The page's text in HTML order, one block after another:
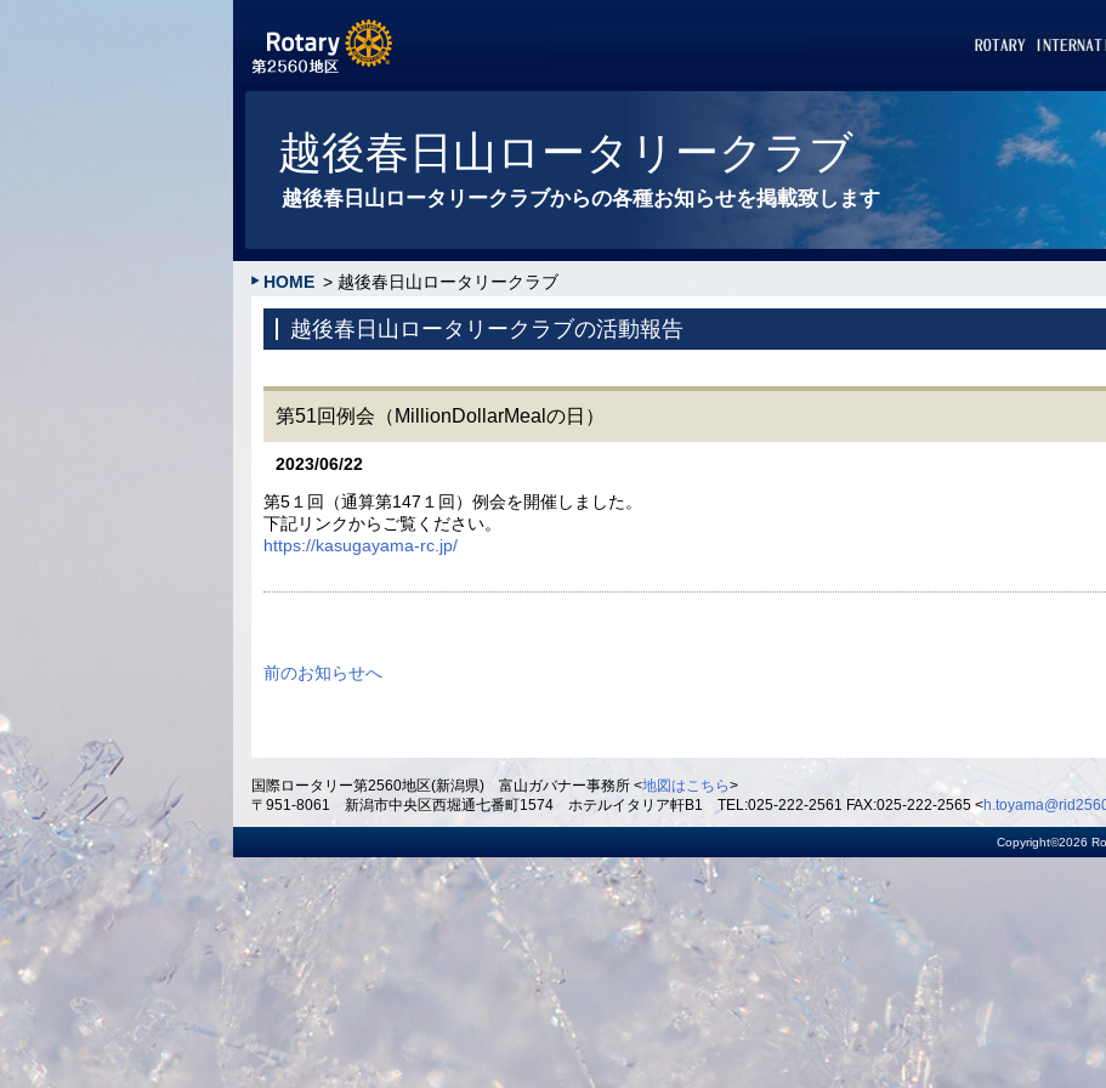
越後春日山ロータリークラブ
越後春日山ロータリークラブからの各種お知らせを掲載致します
HOME > 越後春日山ロータリークラブ
越後春日山ロータリークラブの活動報告
第51回例会（MillionDollarMealの日）
2023/06/22
第5１回（通算第147１回）例会を開催しました。
下記リンクからご覧ください。
https://kasugayama-rc.jp/
前のお知らせへ
国際ロータリー第2560地区(新潟県) 富山ガバナー事務所 <地図はこちら>
〒951-8061 新潟市中央区西堀通七番町1574 ホテルイタリア軒B1 TEL:025-222-2561 FAX:025-222-2565 <
Copyright©2026